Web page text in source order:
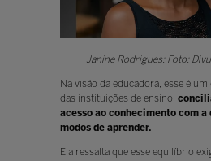
Janine Rodrigues: Foto:
Na visão da educadora, esse é
das instituições de ensino:
acesso ao conhecimento com a
modos de aprender.
Ela ressalta que esse equilíbrio